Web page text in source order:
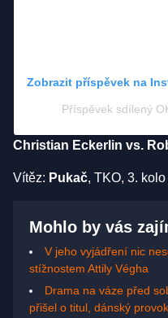
Zobrazit příspěvek na
Příspěvek sdílený
Christian Eckerlin vs.
Vítěz: Pukač, TKO, 3. kolo
Mohlo by vás
V jeho vyjádření nic
stížnostem Attily Végha
Drama na váze před
přišel o titul, dánský